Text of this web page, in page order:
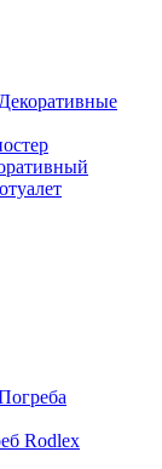
Декоративные
Rodlex